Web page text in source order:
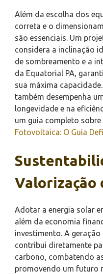
Além da escolha dos
correta e o
são essenciais. Um
considera a inclinação
de sombreamento e a
da Equatorial PA,
sua máxima
também desempenha
longevidade e na
um guia completo
Fotovoltaica: O Guia
Valorização
Adotar a energia solar
além da economia
investimento. A geração
contribui diretamente
carbono, combatendo
promovendo um futuro